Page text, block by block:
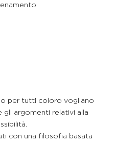
per tutti coloro vogliano
argomenti relativi alla
con una filosofia basata